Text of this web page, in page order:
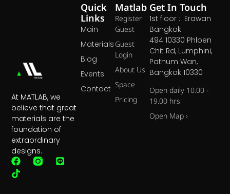
At MATLAB, we
believe that great
materials are the
foundation of
extraordinary
designs.
Matlab
Register
Guest
Guest
Login
About Us
Space
Pricing
Quick
Links
Main
Materials
Blog
Events
Contact
Get In Touch
1st floor : Erawan
Bangkok
494 10330 Phloen
Chit Rd, Lumphini,
Pathum Wan,
Bangkok 10330
Open daily 10.00 -
19.00 hrs
Open Map ›